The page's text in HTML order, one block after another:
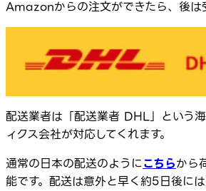
Amazonからの注文ができたら、後は
配送業者は「配送業者 DHL」という
ィクス会社が対応してくれます。
通常の日本の配送のようにこちらから
能です。配送は意外と早く約5日後には